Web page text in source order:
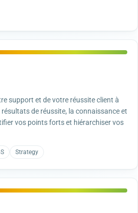
support et de votre réussite client à
de réussite, la connaissance et
vos points forts et hiérarchiser vos
Strategy